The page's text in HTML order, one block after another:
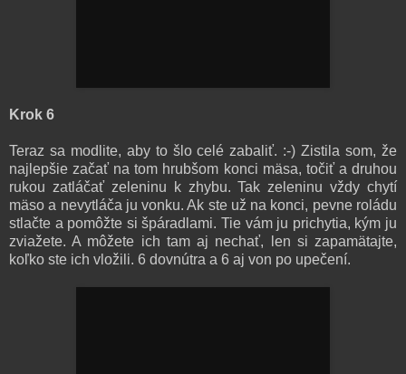
Krok 6
Teraz sa modlite, aby to šlo celé zabaliť. :-) Zistila som, že
najlepšie začať na tom hrubšom konci mäsa, točiť a druhou
rukou zatláčať zeleninu k zhybu. Tak zeleninu vždy chytí
mäso a nevytláča ju vonku. Ak ste už na konci, pevne roládu
stlačte a pomôžte si špáradlami. Tie vám ju prichytia, kým ju
zviažete. A môžete ich tam aj nechať, len si zapamätajte,
koľko ste ich vložili. 6 dovnútra a 6 aj von po upečení.